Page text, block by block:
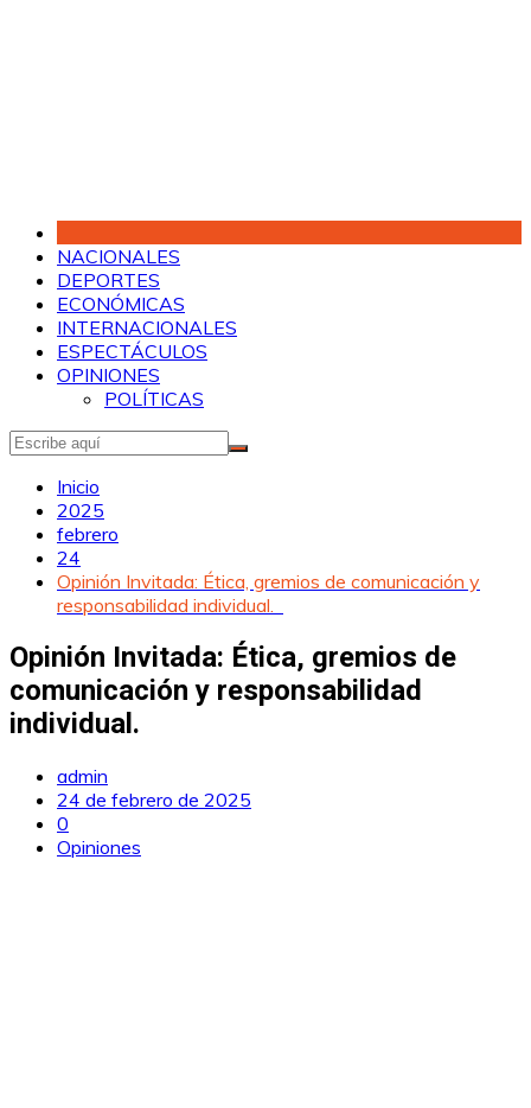
NACIONALES
DEPORTES
ECONÓMICAS
INTERNACIONALES
ESPECTÁCULOS
OPINIONES
POLÍTICAS
Inicio
2025
febrero
24
Opinión Invitada: Ética, gremios de comunicación y
responsabilidad individual.
Opinión Invitada: Ética, gremios de
comunicación y responsabilidad
individual.
admin
24 de febrero de 2025
0
Opiniones